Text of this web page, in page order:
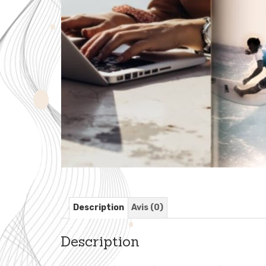
Description Avis (0)
Description